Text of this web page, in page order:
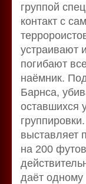
группой
контакт с
устраивают
погибают
наёмник.
Барнса,
оставшихся
выставляет
на 200
даёт